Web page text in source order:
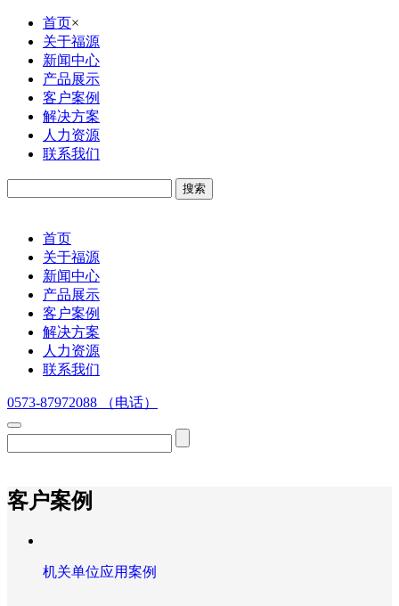
首页×
关于福源
新闻中心
产品展示
客户案例
解决方案
人力资源
联系我们
首页
关于福源
新闻中心
产品展示
客户案例
解决方案
人力资源
联系我们
0573-87972088 （电话）
客户案例
机关单位应用案例